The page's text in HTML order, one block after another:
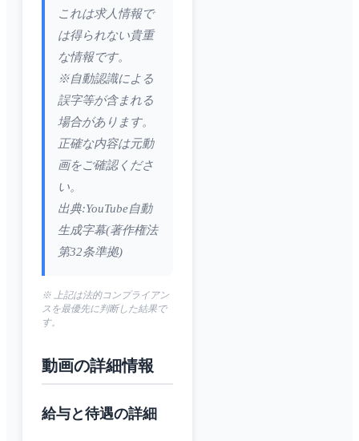
これは求人情報で
は得られない貴重
な情報です。
※自動認識による
誤字等が含まれる
場合があります。
正確な内容は元動
画をご確認くださ
い。
出典:YouTube自動
生成字幕(著作権法
第32条準拠)
※ 上記は法的コンプライアン
スを最優先に判断した結果で
す。
動画の詳細情報
給与と待遇の詳細